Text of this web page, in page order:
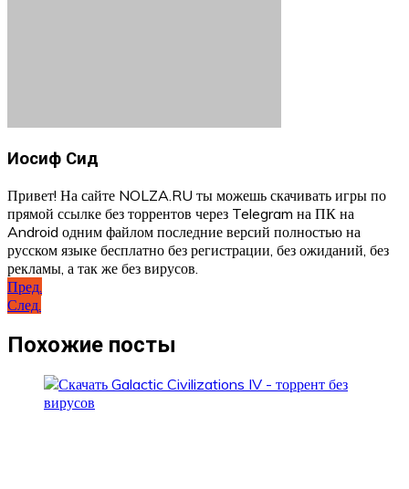
Иосиф Сид
Привет! На сайте NOLZA.RU ты можешь скачивать игры по
прямой ссылке без торрентов через Telegram на ПК на
Android одним файлом последние версий полностью на
русском языке бесплатно без регистрации, без ожиданий, без
рекламы, а так же без вирусов.
Навигация
по
записям
Пред.
След.
Похожие посты